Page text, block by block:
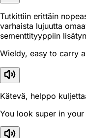
Tutkittiin erittäin
varhaista lujuutta
sementtityyppiin
Wieldy, easy to carry
Kätevä, helppo
You look super in